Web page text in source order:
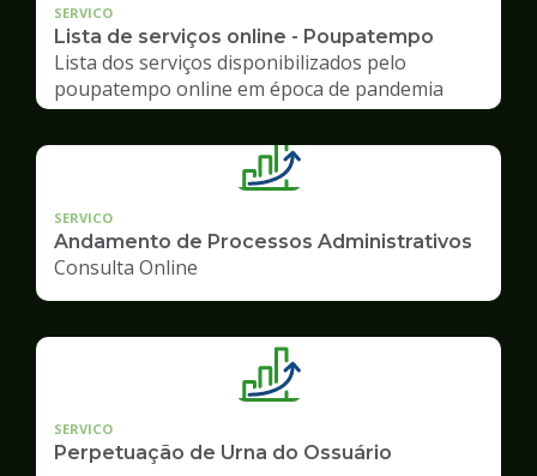
SERVICO
Lista de serviços online - Poupatempo
Lista dos serviços disponibilizados pelo
poupatempo online em época de pandemia
SERVICO
Andamento de Processos Administrativos
Consulta Online
SERVICO
Perpetuação de Urna do Ossuário